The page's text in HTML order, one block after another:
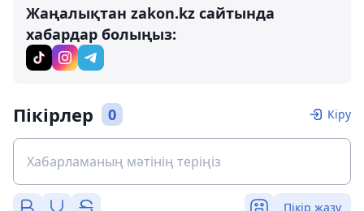
Жаңалықтан zakon.kz сайтында
хабардар болыңыз:
Пікірлер 0 Кіру
Пікір жазу